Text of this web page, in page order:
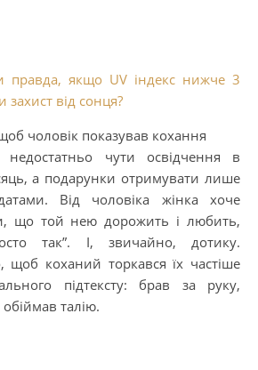
правда, якщо UV індекс нижче 3
від сонця?
чоловік показував кохання
недостатньо чути освідчення в
а подарунки отримувати лише
Від чоловіка жінка хоче
що той нею дорожить і любить,
так”. І, звичайно, дотику.
щоб коханий торкався їх частіше
підтексту: брав за руку,
талію.